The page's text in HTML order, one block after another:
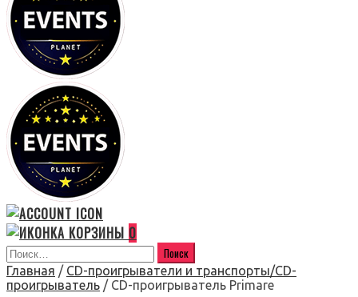
0
Главная / CD-проигрыватели и транспорты/CD-
проигрыватель / CD-проигрыватель Primare